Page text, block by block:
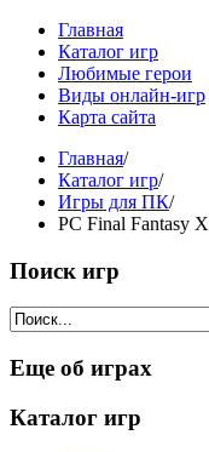
Главная
Каталог игр
Любимые герои
Виды онлайн-игр
Карта сайта
Главная/
Каталог игр/
Игры для ПК/
PC Final Fantasy
Поиск игр
Еще об играх
Каталог игр